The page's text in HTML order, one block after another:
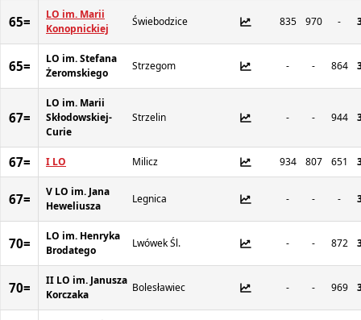
65=
LO im. Marii
Konopnickiej
Świebodzice 835 970 -
65=
LO im. Stefana
Żeromskiego
Strzegom - - 864
67=
LO im. Marii
Skłodowskiej-
Curie
Strzelin - - 944
67= I LO Milicz 934 807 651
67=
V LO im. Jana
Heweliusza
Legnica - - -
70=
LO im. Henryka
Brodatego
Lwówek Śl. - - 872
70=
II LO im. Janusza
Korczaka
Bolesławiec - - 969